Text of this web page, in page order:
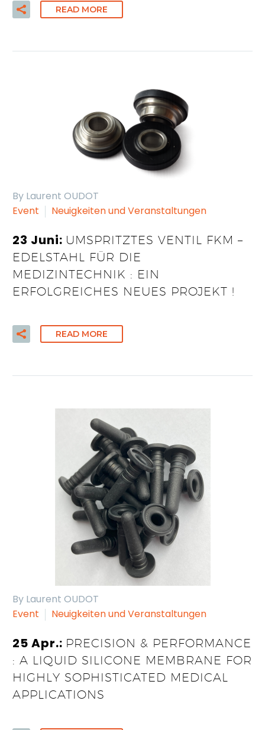
READ MORE
By Laurent OUDOT
Event
Neuigkeiten und Veranstaltungen
23 Juni: UMSPRITZTES VENTIL FKM –
EDELSTAHL FÜR DIE
MEDIZINTECHNIK : EIN
ERFOLGREICHES NEUES PROJEKT !
READ MORE
By Laurent OUDOT
Event
Neuigkeiten und Veranstaltungen
25 Apr.: PRECISION & PERFORMANCE
: A LIQUID SILICONE MEMBRANE FOR
HIGHLY SOPHISTICATED MEDICAL
APPLICATIONS